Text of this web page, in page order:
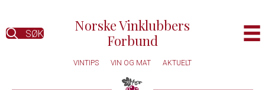
SØK
Norske Vinklubbers
Forbund
VINTIPS VIN OG MAT AKTUELT